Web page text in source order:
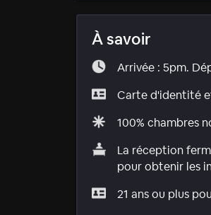
À savoir
Arrivée : 5pm.
Carte d'identité
100% chambres
La réception
pour obtenir les
21 ans ou plus